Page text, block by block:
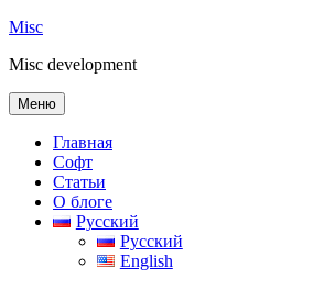
Перейти
содержимому
Misc
Misc development
Меню
Главная
Софт
Статьи
О блоге
Русский
Русский
English